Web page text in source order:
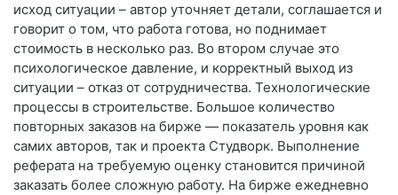
исход ситуации – автор уточняет детали, соглашается и
говорит о том, что работа готова, но поднимает
стоимость в несколько раз. Во втором случае это
психологическое давление, и корректный выход из
ситуации – отказ от сотрудничества. Технологические
процессы в строительстве. Большое количество
повторных заказов на бирже — показатель уровня как
самих авторов, так и проекта Студворк. Выполнение
реферата на требуемую оценку становится причиной
заказать более сложную работу. На бирже ежедневно